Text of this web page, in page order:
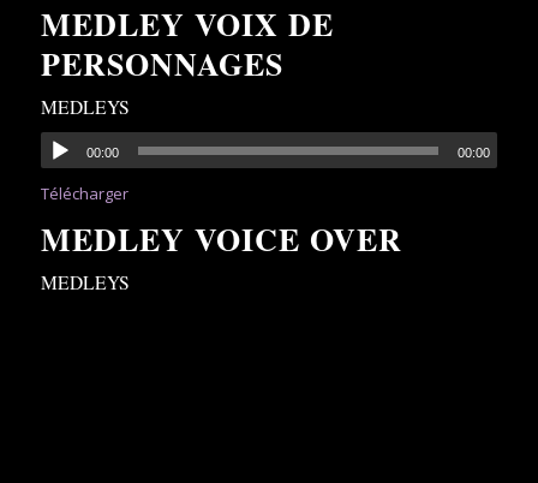
MEDLEY VOIX DE
PERSONNAGES
MEDLEYS
00:00 00:00
Télécharger
MEDLEY VOICE OVER
MEDLEYS